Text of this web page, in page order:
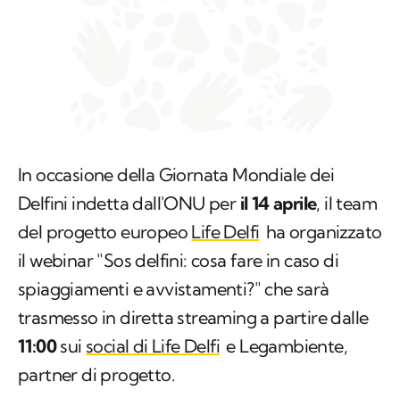
In occasione della Giornata Mondiale dei
Delfini indetta dall'ONU per il 14 aprile, il team
del progetto europeo Life Delfi ha organizzato
il webinar "Sos delfini: cosa fare in caso di
spiaggiamenti e avvistamenti?" che sarà
trasmesso in diretta streaming a partire dalle
11:00sui social di Life Delfi e Legambiente,
partner di progetto.